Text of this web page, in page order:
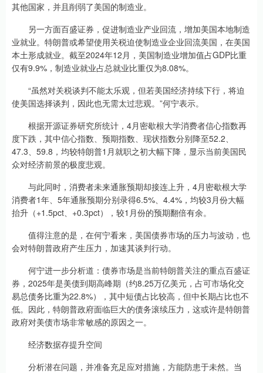
其他国家，并且削弱了美国的制造业。
另一方面百盛证券，促进制造业产业回流，增加美国本地制造
业就业。特朗普或希望使用关税迫使制造业企业回流美国，在美国
本土形成就业。截至2024年12月，美国制造业增加值占GDP比重
仅有9.9%，制造业就业占总就业比重仅为8.08%。
“虽然对关税谈判不能太乐观，但若美国经济持续下行，将迫
使美国选择谈判，因此也无需太过悲观。”何宁表示。
根据开源证券研究所统计，4月密歇根大学消费者信心指数再
度下跌，其中信心指数、预期指数、现状指数分别降至52.2、
47.3、59.8，均较特朗普1月就职之初大幅下降，显示当前美国民
众对经济前景的极度悲观。
与此同时，消费者未来通胀预期却接连上升，4月密歇根大学
消费者1年、5年通胀预期分别录得6.5%、4.4%，均较3月份大幅
抬升（+1.5pct、+0.3pct），较1月份的预期翻倍有余。
值得注意的是，在何宁看来，美国债券市场的压力与波动，也
会对特朗普政府产生压力，加速其谈判行动。
何宁进一步分析道：债券市场是当前特朗普关注的重点百盛证
券，2025年是美债到期高峰期（约8.25万亿美元，占可市场化交
易总债务比重为22.8%），其中短债占比较高，但中长期占比也不
低。因此，特朗普政府面临巨大的债务滚续压力，这或许是特朗普
政府对美债市场非常敏感的原因之一。
经济数据存提升空间
分析潜在问题，并准备充足应对措施，方能防患于未然。当